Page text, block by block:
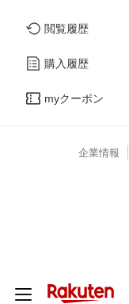
閲覧履歴
購入履歴
myクーポン
企業情報